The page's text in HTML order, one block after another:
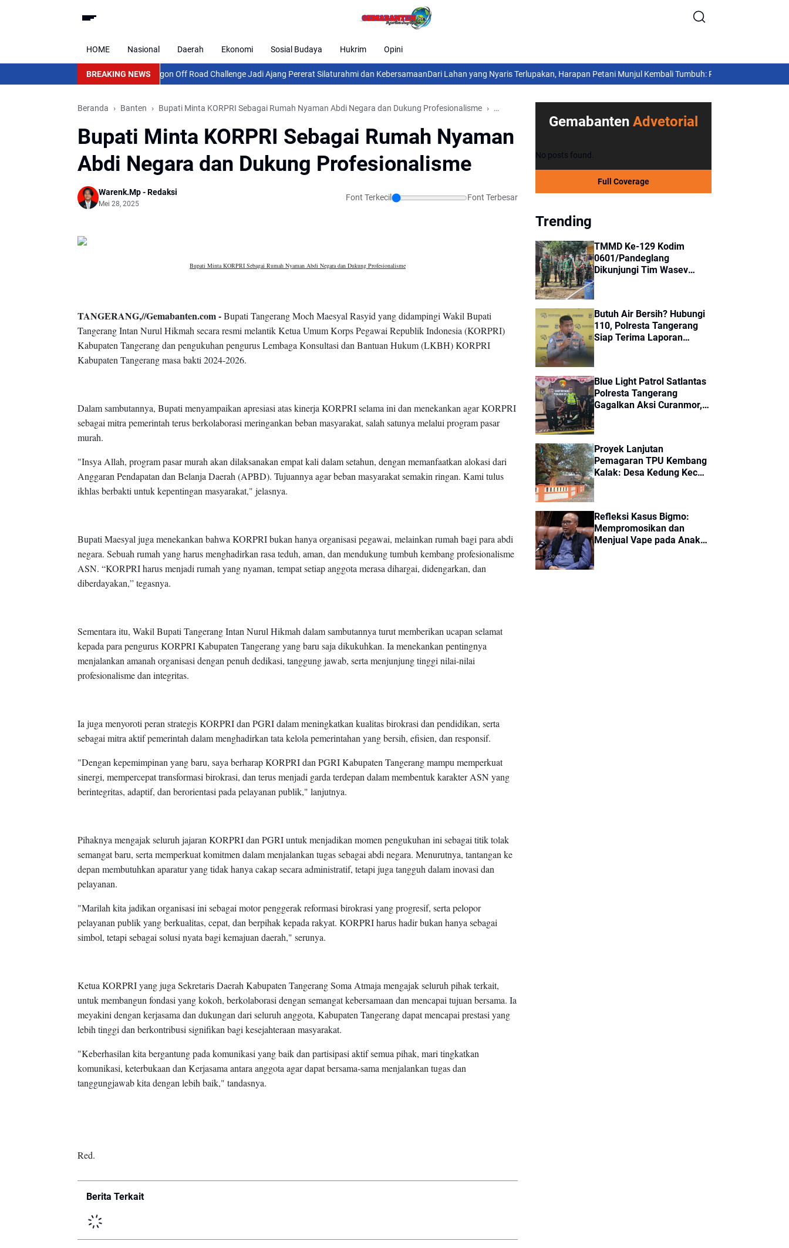
HOME Nasional Daerah Ekonomi Sosial Budaya Hukrim Opini
BREAKING NEWSCilegon Off Road Challenge Jadi Ajang Pererat Silaturahmi dan KebersamaanDari Lahan yang Nyaris Terlupakan, Harapan Petani Munjul Kembali Tumbuh: Program Optimasi Lahan
Beranda Banten Bupati Minta KORPRI Sebagai Rumah Nyaman Abdi Negara dan Dukung Profesionalisme Daerah
Bupati Minta KORPRI Sebagai Rumah Nyaman
Abdi Negara dan Dukung Profesionalisme
Warenk.Mp - Redaksi
Mei 28, 2025
Font Terkecil Font Terbesar
Bupati Minta KORPRI Sebagai Rumah Nyaman Abdi Negara dan Dukung Profesionalisme
TANGERANG,//Gemabanten.com -Bupati Tangerang Moch Maesyal Rasyid yang didampingi Wakil Bupati
Tangerang Intan Nurul Hikmah secara resmi melantik Ketua Umum Korps Pegawai Republik Indonesia (KORPRI)
Kabupaten Tangerang dan pengukuhan pengurus Lembaga Konsultasi dan Bantuan Hukum (LKBH) KORPRI
Kabupaten Tangerang masa bakti 2024-2026.
Dalam sambutannya, Bupati menyampaikan apresiasi atas kinerja KORPRI selama ini dan menekankan agar KORPRI
sebagai mitra pemerintah terus berkolaborasi meringankan beban masyarakat, salah satunya melalui program pasar
murah.
"Insya Allah, program pasar murah akan dilaksanakan empat kali dalam setahun, dengan memanfaatkan alokasi dari
Anggaran Pendapatan dan Belanja Daerah (APBD). Tujuannya agar beban masyarakat semakin ringan. Kami tulus
ikhlas berbakti untuk kepentingan masyarakat," jelasnya.
Bupati Maesyal juga menekankan bahwa KORPRI bukan hanya organisasi pegawai, melainkan rumah bagi para abdi
negara. Sebuah rumah yang harus menghadirkan rasa teduh, aman, dan mendukung tumbuh kembang profesionalisme
ASN. “KORPRI harus menjadi rumah yang nyaman, tempat setiap anggota merasa dihargai, didengarkan, dan
diberdayakan,” tegasnya.
Sementara itu, Wakil Bupati Tangerang Intan Nurul Hikmah dalam sambutannya turut memberikan ucapan selamat
kepada para pengurus KORPRI Kabupaten Tangerang yang baru saja dikukuhkan. Ia menekankan pentingnya
menjalankan amanah organisasi dengan penuh dedikasi, tanggung jawab, serta menjunjung tinggi nilai-nilai
profesionalisme dan integritas.
Ia juga menyoroti peran strategis KORPRI dan PGRI dalam meningkatkan kualitas birokrasi dan pendidikan, serta
sebagai mitra aktif pemerintah dalam menghadirkan tata kelola pemerintahan yang bersih, efisien, dan responsif.
"Dengan kepemimpinan yang baru, saya berharap KORPRI dan PGRI Kabupaten Tangerang mampu memperkuat
sinergi, mempercepat transformasi birokrasi, dan terus menjadi garda terdepan dalam membentuk karakter ASN yang
berintegritas, adaptif, dan berorientasi pada pelayanan publik," lanjutnya.
Pihaknya mengajak seluruh jajaran KORPRI dan PGRI untuk menjadikan momen pengukuhan ini sebagai titik tolak
semangat baru, serta memperkuat komitmen dalam menjalankan tugas sebagai abdi negara. Menurutnya, tantangan ke
depan membutuhkan aparatur yang tidak hanya cakap secara administratif, tetapi juga tangguh dalam inovasi dan
pelayanan.
"Marilah kita jadikan organisasi ini sebagai motor penggerak reformasi birokrasi yang progresif, serta pelopor
pelayanan publik yang berkualitas, cepat, dan berpihak kepada rakyat. KORPRI harus hadir bukan hanya sebagai
simbol, tetapi sebagai solusi nyata bagi kemajuan daerah," serunya.
Ketua KORPRI yang juga Sekretaris Daerah Kabupaten Tangerang Soma Atmaja mengajak seluruh pihak terkait,
untuk membangun fondasi yang kokoh, berkolaborasi dengan semangat kebersamaan dan mencapai tujuan bersama. Ia
meyakini dengan kerjasama dan dukungan dari seluruh anggota, Kabupaten Tangerang dapat mencapai prestasi yang
lebih tinggi dan berkontribusi signifikan bagi kesejahteraan masyarakat.
"Keberhasilan kita bergantung pada komunikasi yang baik dan partisipasi aktif semua pihak, mari tingkatkan
komunikasi, keterbukaan dan Kerjasama antara anggota agar dapat bersama-sama menjalankan tugas dan
tanggungjawab kita dengan lebih baik," tandasnya.
Red.
Berita Terkait
Gemabanten Advetorial
No posts found.
Full Coverage
Trending
TMMD Ke-129 Kodim
0601/Pandeglang
Dikunjungi Tim Wasev
Butuh Air Bersih? Hubungi
110, Polresta Tangerang
Siap Terima Laporan
Blue Light Patrol Satlantas
Polresta Tangerang
Gagalkan Aksi Curanmor,
Proyek Lanjutan
Pemagaran TPU Kembang
Kalak: Desa Kedung Kec
Masyarakat Kinerjanya
Sangat Luar Biasa
Refleksi Kasus Bigmo:
Mempromosikan dan
Menjual Vape pada Anak